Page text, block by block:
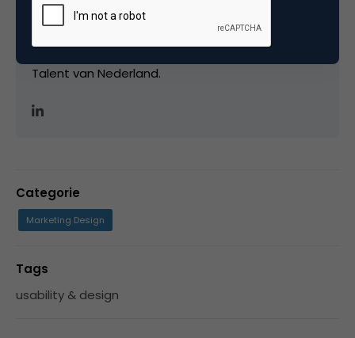
software en logistics. Momenteel
verantwoordelijk voor het SaaS bedrijf Aimy. In
het verleden is Daan uitgeroepen tot Marketing
Talent van Nederland.
Categorie
Marketing Design
Tags
usability & design